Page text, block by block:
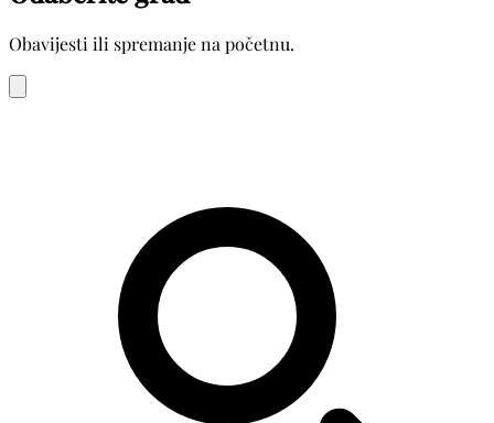
Obavijesti ili spremanje na početnu.